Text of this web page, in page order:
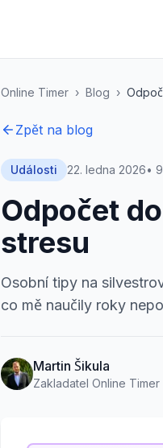
Online Timer › Blog ›
Zpět na blog
Události 22. ledna 2026•
Odpočet
stresu
Osobní tipy na
co mě naučily roky
Martin Šikula
Zakladatel Online Timer